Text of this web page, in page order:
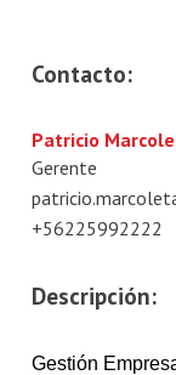
Contacto:
Patricio
Gerente
+56225992222
Descripción:
Gestión